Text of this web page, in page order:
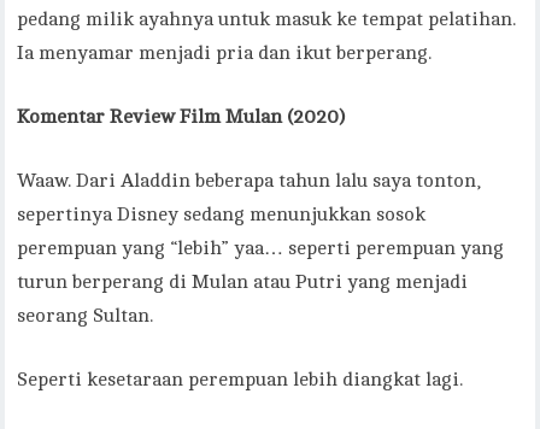
pedang milik ayahnya untuk masuk ke tempat pelatihan.
Ia menyamar menjadi pria dan ikut berperang.
Komentar Review Film Mulan (2020)
Waaw. Dari Aladdin beberapa tahun lalu saya tonton,
sepertinya Disney sedang menunjukkan sosok
perempuan yang “lebih” yaa… seperti perempuan yang
turun berperang di Mulan atau Putri yang menjadi
seorang Sultan.
Seperti kesetaraan perempuan lebih diangkat lagi.